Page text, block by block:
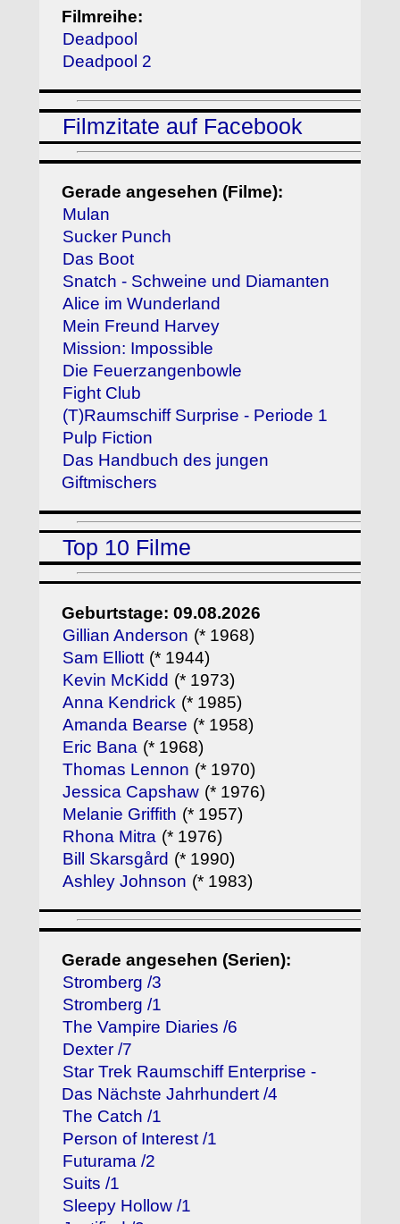
Filmreihe:
Deadpool
Deadpool 2
Filmzitate auf Facebook
Gerade angesehen (Filme):
Mulan
Sucker Punch
Das Boot
Snatch - Schweine und Diamanten
Alice im Wunderland
Mein Freund Harvey
Mission: Impossible
Die Feuerzangenbowle
Fight Club
(T)Raumschiff Surprise - Periode 1
Pulp Fiction
Das Handbuch des jungen
Giftmischers
Top 10 Filme
Geburtstage: 09.08.2026
Gillian Anderson (* 1968)
Sam Elliott (* 1944)
Kevin McKidd (* 1973)
Anna Kendrick (* 1985)
Amanda Bearse (* 1958)
Eric Bana (* 1968)
Thomas Lennon (* 1970)
Jessica Capshaw (* 1976)
Melanie Griffith (* 1957)
Rhona Mitra (* 1976)
Bill Skarsgård (* 1990)
Ashley Johnson (* 1983)
Gerade angesehen (Serien):
Stromberg /3
Stromberg /1
The Vampire Diaries /6
Dexter /7
Star Trek Raumschiff Enterprise -
Das Nächste Jahrhundert /4
The Catch /1
Person of Interest /1
Futurama /2
Suits /1
Sleepy Hollow /1